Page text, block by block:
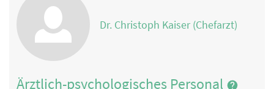
Dr. Christoph Kaiser (Chefarzt)
Ärztlich-psychologisches Personal